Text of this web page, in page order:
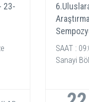
23-
2021
SAAT :
Sanayi